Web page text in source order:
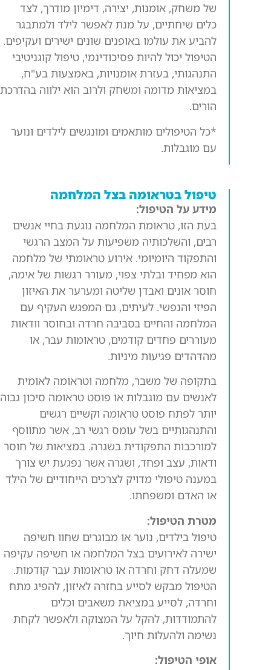
של משחק, אומנות, יצירה, דימיון מודרך, לצד
כלים שיחתיים, על מנת לאפשר לילד ולמתבגר
להביע את עולמו באופנים שונים ישירים ועקיפים.
הטיפול יכול להיות פסיכודינמי, טיפול קוגניטיבי
התנהגותי, בעזרת אומנויות, באמצעות בע"ח,
במציאות מדומה ומשחק ולרוב הוא ילווה בהדרכת
הורים.
*כל הטיפולים מותאמים ומונגשים לילדים ונוער
עם מוגבלות.
טיפול בטראומה בצל המלחמה
מידע על הטיפול:
בעת הזו, טראומת המלחמה נוגעת בחיי אנשים
רבים, והשלכותיה משפיעות על המצב הרגשי
והתפקוד היומיומי. אירוע טראומתי של מלחמה
הוא מפחיד ובלתי צפוי, מעורר רגשות של אימה,
חוסר אונים ואבדן שליטה ומערער את האיזון
הפיזי והנפשי. לעיתים, גם המפגש העקיף עם
המלחמה והחיים בסביבה חרדה ובחוסר וודאות
מעוררים פחדים קודמים, טראומות עבר, או
מהדהדים פגיעות מיניות.
בתקופה של משבר, מלחמה וטראומה לאומית
לאנשים עם מוגבלות או פוסט טראומה סיכון גבוה
יותר לפתח פוסט טראומה וקשיים רגשים
והתנהגותיים בשל עומס רגשי רב, אשר מתווסף
למורכבות התפקודית בשגרה. במציאות של חוסר
ודאות, עצב ופחד, ושגרה אשר נפגעת יש צורך
במענה טיפולי מדויק לצרכים הייחודיים של הילד
או האדם ומשפחתו.
מטרת הטיפול:
טיפול בילדים, נוער או מבוגרים שחוו חשיפה
ישירה לאירועים בצל המלחמה או חשיפה עקיפה
שמעלה דחק וחרדה או טראומות עבר קודמות.
הטיפול מבקש לסייע בחזרה לאיזון, להפיג מתח
וחרדה, לסייע במציאת משאבים וכלים
להתמודדות, להקל על המצוקה ולאפשר לקחת
נשימה ולהעלות חיוך.
אופי הטיפול: